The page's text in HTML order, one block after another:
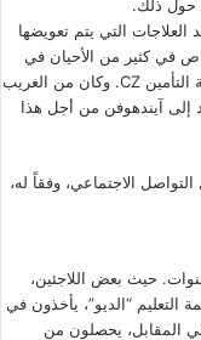
حول ذلك.
التي يتم تعويضها
في كثير من الأحيان في
نفس الموقع وهذا لفت انتباه قسم الاحتيال في شركة التأمين CZ. وكان من الغريب
إلى آيندهوفن من أجل هذا
الاجتماعي، وفقاً له،
حيث بعض اللاجئين،
“الديو”، يأخذون في
المقابل، يحصلون من